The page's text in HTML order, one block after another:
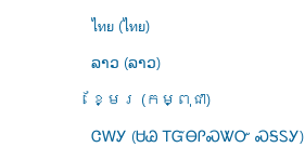
ไทย (ไทย)
ລາວ (ລາວ)
ខ្មែរ (កម្ពុជា)
ᏣᎳᎩ (ᏌᏊ ᎢᏳᎾᎵᏍᏔᏅ ᏍᎦᏚᎩ)